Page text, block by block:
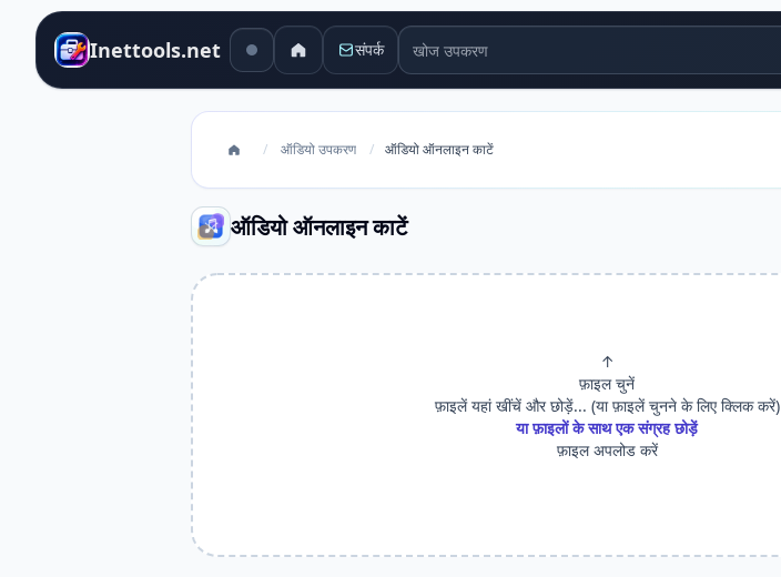
Inettools.net संपर्क खोज उपकरण
/ ऑडियो उपकरण / ऑडियो ऑनलाइन काटें
ऑडियो ऑनलाइन काटें
↑
फ़ाइल चुनें
फ़ाइलें यहां खींचें और छोड़ें... (या फ़ाइलें चुनने के लिए क्लिक करें)
या फ़ाइलों के साथ एक संग्रह छोड़ें
फ़ाइल अपलोड करें